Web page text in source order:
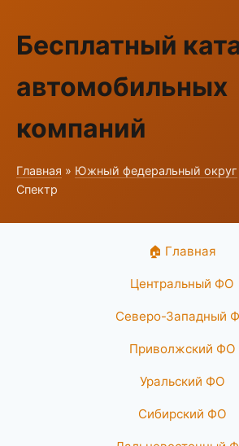
Бесплатный
автомобильных
компаний
Главная » Южный федеральный округ
Спектр
🏠 Главная
Центральный ФО
Северо-Западный
Приволжский ФО
Уральский ФО
Сибирский ФО